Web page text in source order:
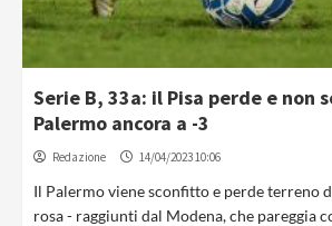
Serie B, 33a: il Pisa perde e non
Palermo ancora a -3
Redazione 14/04/2023 10:06
Il Palermo viene sconfitto e perde terreno
rosa - raggiunti dal Modena, che pareggia